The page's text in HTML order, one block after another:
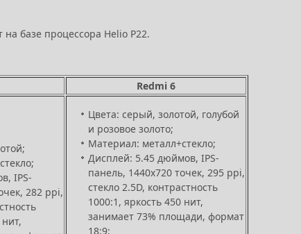
базе процессора Helio P22.
Redmi 6
IPS-
282 ppi,
Цвета: серый, золотой, голубой
и розовое золото;
Материал: металл+стекло;
Дисплей: 5.45 дюймов, IPS-
панель, 1440х720 точек, 295 ppi,
стекло 2.5D, контрастность
1000:1, яркость 450 нит,
занимает 73% площади, формат
18:9;